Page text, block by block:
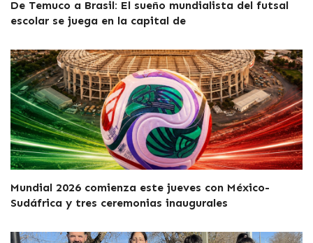
De Temuco a Brasil: El sueño mundialista del futsal
escolar se juega en la capital de
Mundial 2026 comienza este jueves con México-
Sudáfrica y tres ceremonias inaugurales